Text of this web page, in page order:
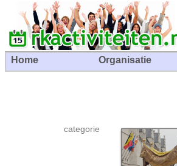
Home Organisatie
categorie